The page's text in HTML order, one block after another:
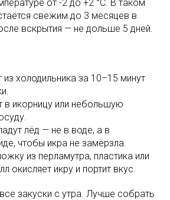
от -2 до +2 °C. В таком
свежим до 3 месяцев в
вскрытия — не дольше 5 дней.
холодильника за 10–15 минут
икорницу или небольшую
лёд — не в воде, а в
чтобы икра не замёрзла.
из перламутра, пластика или
окисляет икру и портит вкус.
закуски с утра. Лучше собрать